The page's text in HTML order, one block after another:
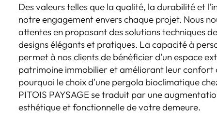
Des valeurs telles que la qualité, la durabilité et
notre engagement envers chaque projet. Nous
attentes en proposant des solutions techniques
designs élégants et pratiques. La capacité à
permet à nos clients de bénéficier d'un espace
patrimoine immobilier et améliorant leur confort
pourquoi le choix d'une pergola bioclimatique
PITOIS PAYSAGE se traduit par une
esthétique et fonctionnelle de votre demeure.